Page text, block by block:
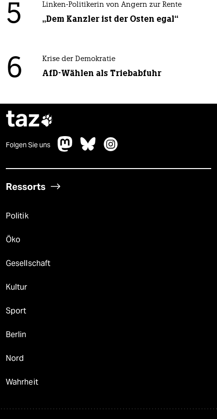
5 Linken-Politikerin von Angern zur Rente
„Dem Kanzler ist der Osten egal“
6 Krise der Demokratie
AfD-Wählen als Triebabfuhr
taz
Folgen Sie uns
Ressorts
Politik
Öko
Gesellschaft
Kultur
Sport
Berlin
Nord
Wahrheit